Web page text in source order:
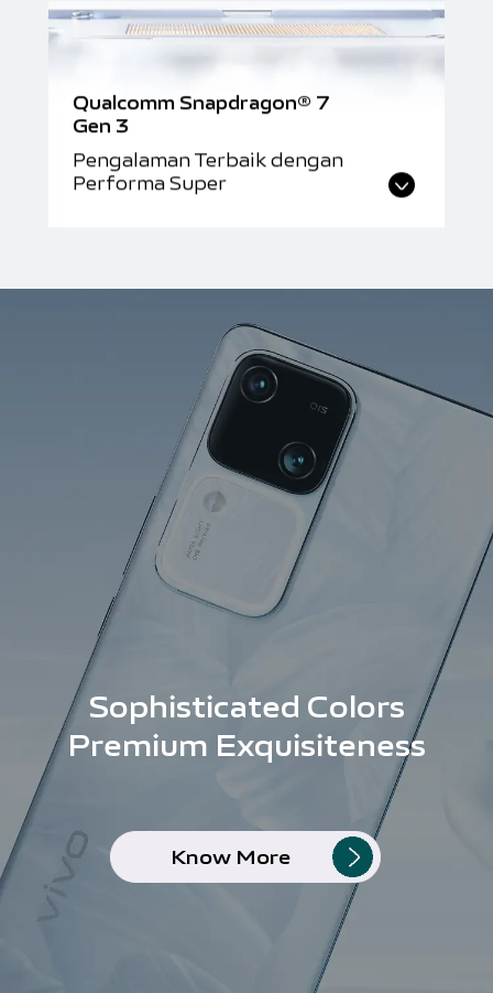
Qualcomm Snapdragon® 7
Gen 3
Pengalaman Terbaik dengan
Performa Super
Sophisticated Colors
Premium Exquisiteness
Know More